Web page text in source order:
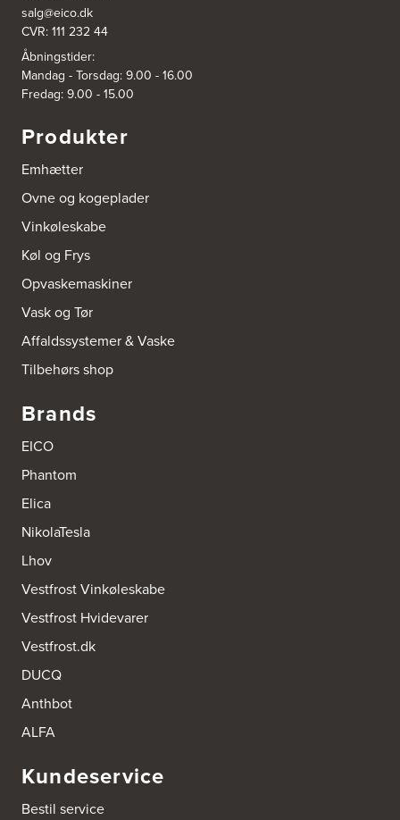
salg@eico.dk
CVR: 111 232 44
Åbningstider:
Mandag - Torsdag: 9.00 - 16.00
Fredag: 9.00 - 15.00
Produkter
Emhætter
Ovne og kogeplader
Vinkøleskabe
Køl og Frys
Opvaskemaskiner
Vask og Tør
Affaldssystemer & Vaske
Tilbehørs shop
Brands
EICO
Phantom
Elica
NikolaTesla
Lhov
Vestfrost Vinkøleskabe
Vestfrost Hvidevarer
Vestfrost.dk
DUCQ
Anthbot
ALFA
Kundeservice
Bestil service